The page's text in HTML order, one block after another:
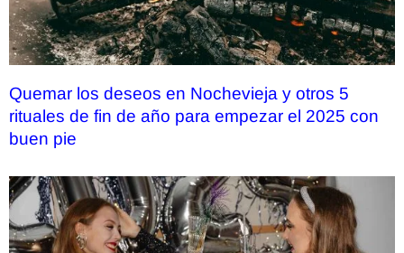
Quemar los deseos en Nochevieja y otros 5
rituales de fin de año para empezar el 2025 con
buen pie